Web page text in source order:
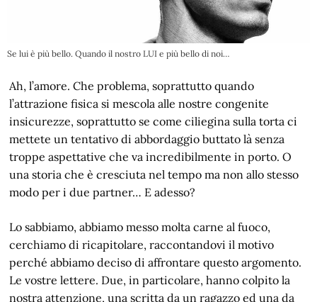
Se lui è più bello. Quando il nostro LUI e più bello di noi…
Ah, l’amore. Che problema, soprattutto quando
l’attrazione fisica si mescola alle nostre congenite
insicurezze, soprattutto se come ciliegina sulla torta ci
mettete un tentativo di abbordaggio buttato là senza
troppe aspettative che va incredibilmente in porto. O
una storia che è cresciuta nel tempo ma non allo stesso
modo per i due partner… E adesso?
Lo sabbiamo, abbiamo messo molta carne al fuoco,
cerchiamo di ricapitolare, raccontandovi il motivo
perché abbiamo deciso di affrontare questo argomento.
Le vostre lettere. Due, in particolare, hanno colpito la
nostra attenzione, una scritta da un ragazzo ed una da